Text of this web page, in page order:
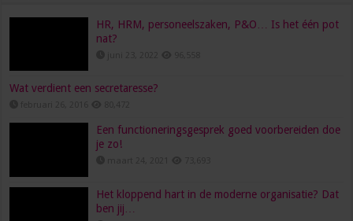
HR, HRM, personeelszaken, P&O… Is het één pot
nat?
Wat verdient een secretaresse?
Een functioneringsgesprek goed voorbereiden doe
je zo!
Het kloppend hart in de moderne organisatie? Dat
ben jij…